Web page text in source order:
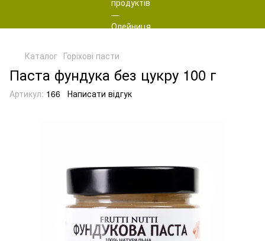
Каталог Горіхові пасти
Паста фундука без цукру 100 г
Артикул: 166 Написати відгук